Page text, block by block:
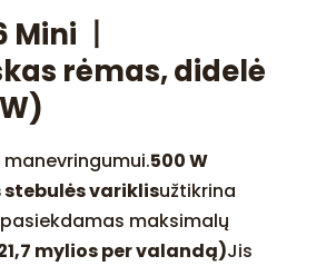
丨
rėmas, didelė
manevringumui.500 W
variklisužtikrina
maksimalų
mylios per valandą)Jis